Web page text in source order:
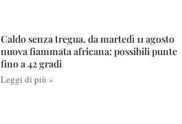
Caldo senza tregua, da martedì 11 agosto
nuova fiammata africana: possibili punte
fino a 42 gradi
Leggi di più »